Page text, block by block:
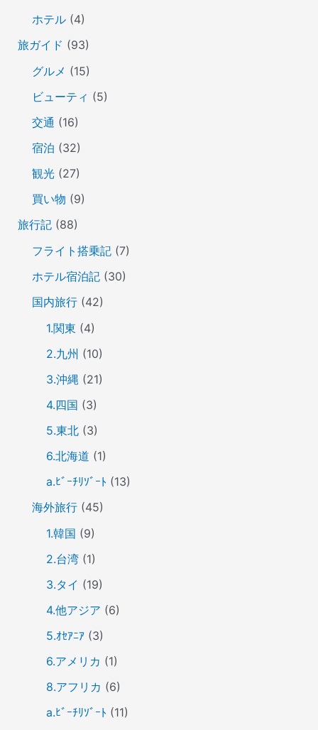
ホテル(4)
旅ガイド (93)
グルメ (15)
ビューティ (5)
交通 (16)
宿泊 (32)
観光(27)
買い物 (9)
旅行記(88)
フライト搭乗記(7)
ホテル宿泊記(30)
国内旅行(42)
1.関東 (4)
2.九州 (10)
3.沖縄(21)
4.四国 (3)
5.東北(3)
6.北海道 (1)
a.ﾋﾞｰﾁﾘｿﾞｰﾄ (13)
海外旅行(45)
1.韓国 (9)
2.台湾(1)
3.タイ (19)
4.他アジア (6)
5.ｵｾｱﾆｱ(3)
6.アメリカ (1)
8.アフリカ (6)
a.ﾋﾞｰﾁﾘｿﾞｰﾄ (11)